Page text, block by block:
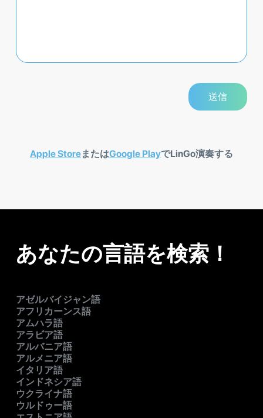
Apple StoreまたはGoogle PlayでLinGo演奏する
あなたの言語を検索！
アゼルバイジャン語
アフリカーンス語
アムハラ語
アラビア語
アルバニア語
アルメニア語
イタリア語
インドネシア語
ウクライナ語
ウルドゥー語